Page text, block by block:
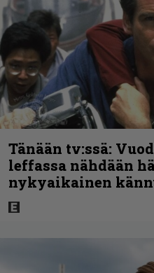
Tänään tv:ssä:
leffassa nähdään
nykyaikainen